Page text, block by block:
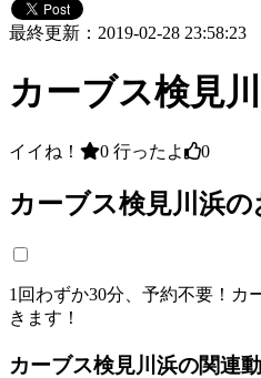
最終更新：2019-02-28 23:58:23
カーブス検見
イイね！ 0 行ったよ 0
カーブス検見川浜
1回わずか30分、予約不要！カ
きます！
カーブス検見川浜の関連